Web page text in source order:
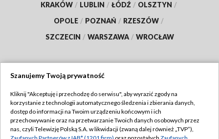
KRAKÓW / LUBLIN / ŁÓDŹ / OLSZTYN /
OPOLE / POZNAŃ / RZESZÓW /
SZCZECIN / WARSZAWA / WROCŁAW
TVP
Abonament TVP
Emisja w TVP
Regulamin TVP
Szanujemy Twoją prywatność
Kliknij "Akceptuję i przechodzę do serwisu", aby wyrazić zgody na
korzystanie z technologii automatycznego śledzenia i zbierania danych,
dostęp do informacji na Twoim urządzeniu końcowym i ich
przechowywanie oraz na przetwarzanie Twoich danych osobowych przez
nas, czyli Telewizję Polską S.A. w likwidacji (zwaną dalej również „TVP”),